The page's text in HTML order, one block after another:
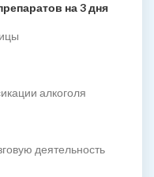
на 3 дня
алкоголя
деятельность